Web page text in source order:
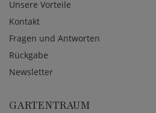
Unsere Vorteile
Kontakt
Fragen und Antworten
Rückgabe
Newsletter
GARTENTRAUM